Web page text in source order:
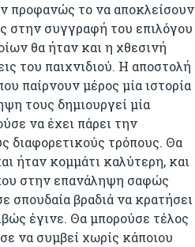
προφανώς το να αποκλείσουν
στην συγγραφή του επιλόγου
θα ήταν και η χθεσινή
του παιχνιδιού. Η αποστολή
παίρνουν μέρος μία ιστορία
τους δημιουργεί μία
να έχει πάρει την
διαφορετικούς τρόπους. Θα
ήταν κομμάτι καλύτερη, και
στην επανάληψη σαφώς
βραδιά να κρατήσει
έγινε. Θα μπορούσε τέλος
να συμβεί χωρίς κάποιου